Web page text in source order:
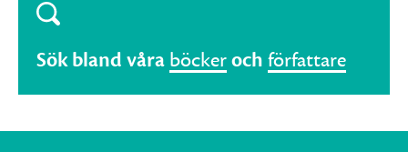
Sök bland våra böckeroch författare